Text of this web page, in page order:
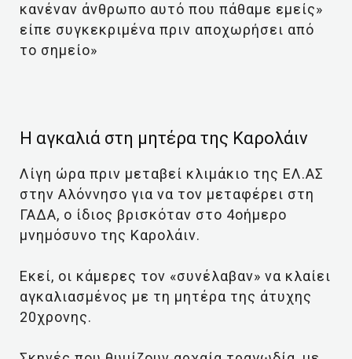
κανέναν άνθρωπο αυτό που πάθαμε εμείς»
είπε συγκεκριμένα πριν αποχωρήσει από
το σημείο»
Η αγκαλιά στη μητέρα της Καρολάιν
Λίγη ώρα πριν μεταβεί κλιμάκιο της ΕΛ.ΑΣ
στην Αλόννησο για να τον μεταφέρει στη
ΓΑΔΑ, ο ίδιος βρισκόταν στο 4οήμερο
μνημόσυνο της Καρολάιν.
Εκεί, οι κάμερες τον «συνέλαβαν» να κλαίει
αγκαλιασμένος με τη μητέρα της άτυχης
20χρονης.